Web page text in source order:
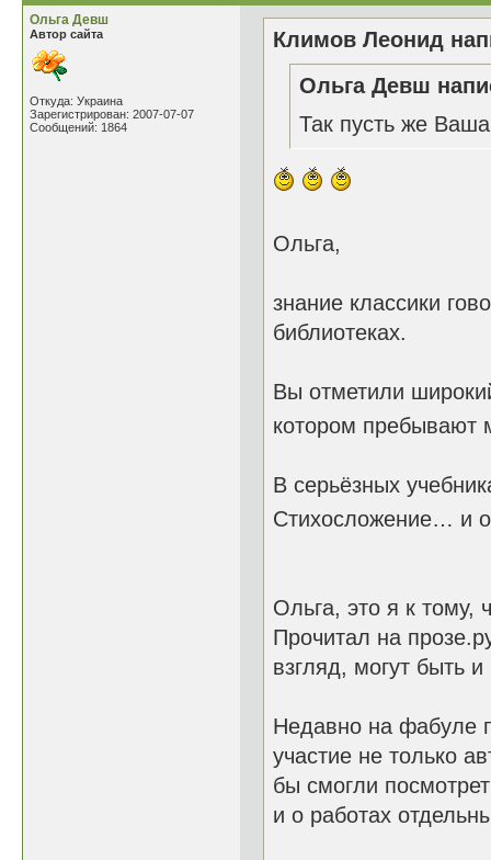
Ольга Девш
Автор сайта
Откуда: Украина
Зарегистрирован: 2007-07-07
Сообщений: 1864
Климов Леонид
Ольга Девш
Так пусть же
Ольга,
знание классики
библиотеках.
Вы отметили
котором пребывают
В серьёзных
Стихосложение… и
Ольга, это я к тому,
Прочитал на
взгляд, могут быть
Недавно на фабуле
участие не только
бы смогли
и о работах